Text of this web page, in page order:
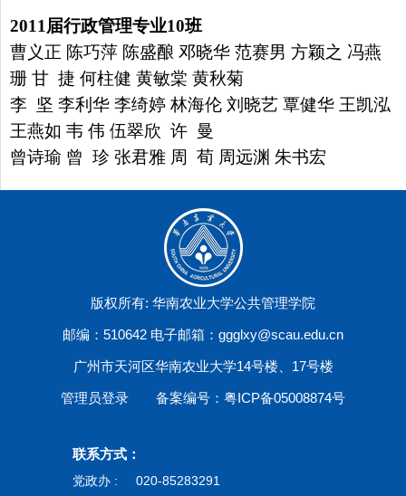
2011 届行政管理专业10班
曹义正 陈巧萍 陈盛酿 邓晓华 范赛男 方颖之 冯燕
珊 甘 捷 何柱健 黄敏棠 黄秋菊
李 坚 李利华 李绮婷 林海伦 刘晓艺 覃健华 王凯泓
王燕如 韦 伟 伍翠欣 许 曼
曾诗瑜 曾 珍 张君雅 周 荀 周远渊 朱书宏
版权所有: 华南农业大学公共管理学院
邮编：510642 电子邮箱：ggglxy@scau.edu.cn
广州市天河区华南农业大学14号楼、17号楼
管理员登录 备案编号：粤ICP备05008874号
联系方式：
党政办 : 020-85283291